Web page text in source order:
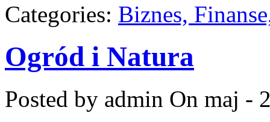
Categories: Biznes,
Ogród i Natura
Posted by admin On maj -